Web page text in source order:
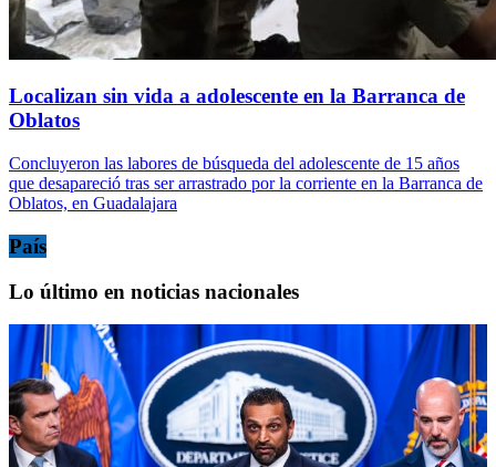
Localizan sin vida a adolescente en la Barranca de
Oblatos
Concluyeron las labores de búsqueda del adolescente de 15 años
que desapareció tras ser arrastrado por la corriente en la Barranca de
Oblatos, en Guadalajara
País
Lo último en noticias nacionales